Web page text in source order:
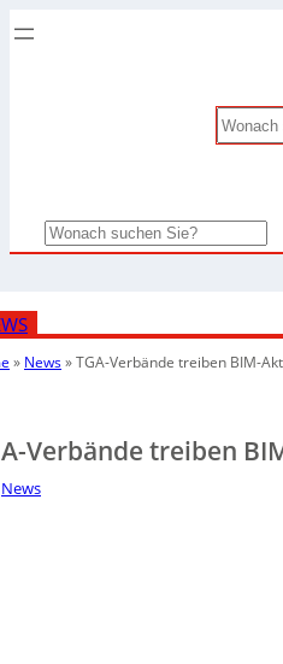
Search
Search
» News»TGA-Verbände treiben BIM-
Verbände treiben
News